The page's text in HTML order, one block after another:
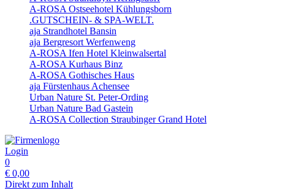
A-ROSA Ostseehotel Kühlungsborn
.GUTSCHEIN- & SPA-WELT.
aja Strandhotel Bansin
aja Bergresort Werfenweng
A-ROSA Ifen Hotel Kleinwalsertal
A-ROSA Kurhaus Binz
A-ROSA Gothisches Haus
aja Fürstenhaus Achensee
Urban Nature St. Peter-Ording
Urban Nature Bad Gastein
A-ROSA Collection Straubinger Grand Hotel
Login
0
€ 0,00
Direkt zum Inhalt